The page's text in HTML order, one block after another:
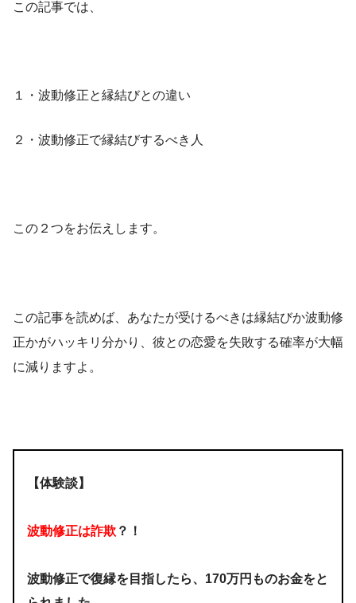
この記事では、
１・波動修正と縁結びとの違い
２・波動修正で縁結びするべき人
この２つをお伝えします。
この記事を読めば、あなたが受けるべきは縁結びか波動修
正かがハッキリ分かり、彼との恋愛を失敗する確率が大幅
に減りますよ。
【体験談】
波動修正は詐欺 ？！
波動修正で復縁を目指したら、170万円ものお金をと